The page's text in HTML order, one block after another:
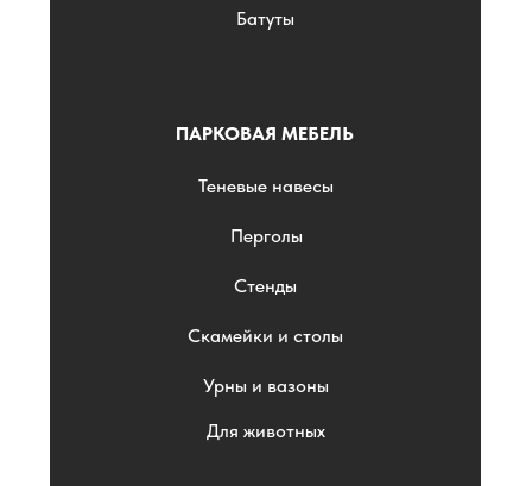
Батуты
ПАРКОВАЯ МЕБЕЛЬ
Теневые навесы
Перголы
Стенды
Скамейки и столы
Урны и вазоны
Для животных